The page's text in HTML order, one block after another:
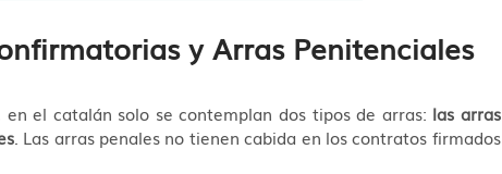
y Arras Penitenciales
el catalán solo se contemplan dos tipos de arras: las arras
. Las arras penales no tienen cabida en los contratos firmados